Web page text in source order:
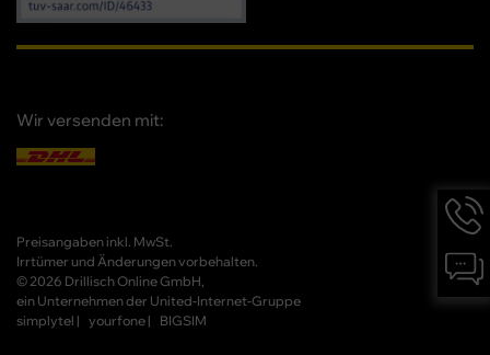
Wir versenden mit:
Preisangaben inkl. MwSt.
Irrtümer und Änderungen vorbehalten.
© 2026 Drillisch Online GmbH,
ein Unternehmen der United-Internet-Gruppe
simplytel
yourfone BIGSIM
Chat-